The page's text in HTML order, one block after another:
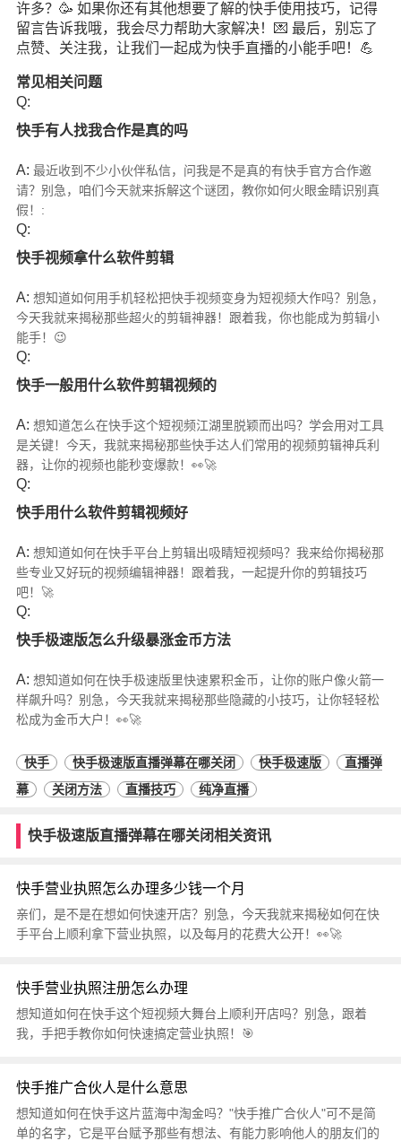
许多？🥳 如果你还有其他想要了解的快手使用技巧，记得
留言告诉我哦，我会尽力帮助大家解决！💌 最后，别忘了
点赞、关注我，让我们一起成为快手直播的小能手吧！💪
常见相关问题
Q:
快手有人找我合作是真的吗
A: 最近收到不少小伙伴私信，问我是不是真的有快手官方合作邀
请？别急，咱们今天就来拆解这个谜团，教你如何火眼金睛识别真
假！:
Q:
快手视频拿什么软件剪辑
A: 想知道如何用手机轻松把快手视频变身为短视频大作吗？别急，
今天我就来揭秘那些超火的剪辑神器！跟着我，你也能成为剪辑小
能手！😉
Q:
快手一般用什么软件剪辑视频的
A: 想知道怎么在快手这个短视频江湖里脱颖而出吗？学会用对工具
是关键！今天，我就来揭秘那些快手达人们常用的视频剪辑神兵利
器，让你的视频也能秒变爆款！👀🚀
Q:
快手用什么软件剪辑视频好
A: 想知道如何在快手平台上剪辑出吸睛短视频吗？我来给你揭秘那
些专业又好玩的视频编辑神器！跟着我，一起提升你的剪辑技巧
吧！🚀
Q:
快手极速版怎么升级暴涨金币方法
A: 想知道如何在快手极速版里快速累积金币，让你的账户像火箭一
样飙升吗？别急，今天我就来揭秘那些隐藏的小技巧，让你轻轻松
松成为金币大户！👀🚀
快手 快手极速版直播弹幕在哪关闭 快手极速版
直播弹
幕
关闭方法 直播技巧 纯净直播
快手极速版直播弹幕在哪关闭相关资讯
快手营业执照怎么办理多少钱一个月
亲们，是不是在想如何快速开店？别急，今天我就来揭秘如何在快
手平台上顺利拿下营业执照，以及每月的花费大公开！👀🚀
快手营业执照注册怎么办理
想知道如何在快手这个短视频大舞台上顺利开店吗？别急，跟着
我，手把手教你如何快速搞定营业执照！🎯
快手推广合伙人是什么意思
想知道如何在快手这片蓝海中淘金吗？"快手推广合伙人"可不是简
单的名字，它是平台赋予那些有想法、有能力影响他人的朋友们的